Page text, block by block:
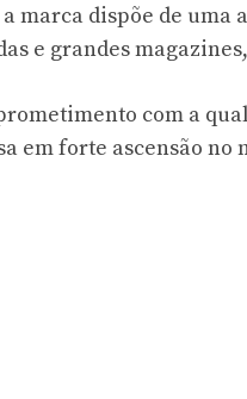
marca dispõe de uma
e grandes
com a
em forte ascensão